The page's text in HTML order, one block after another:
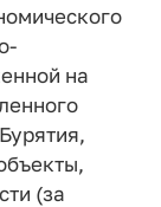
на
(за